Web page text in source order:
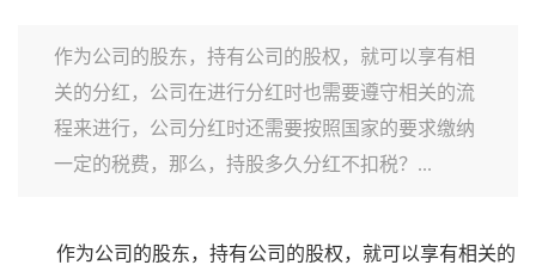
作为公司的股东，持有公司的股权，就可以享有相
关的分红，公司在进行分红时也需要遵守相关的流
程来进行，公司分红时还需要按照国家的要求缴纳
一定的税费，那么，持股多久分红不扣税？...
作为公司的股东，持有公司的股权，就可以享有相关的